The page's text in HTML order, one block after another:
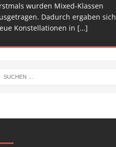
wurden Mixed-Klassen
Dadurch ergaben sich
Konstellationen in […]